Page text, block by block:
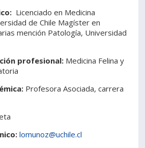
Licenciado en Medicina
de Chile Magíster en
mención Patología, Universidad
profesional: Medicina Felina y
Profesora Asociada, carrera
lomunoz@uchile.cl